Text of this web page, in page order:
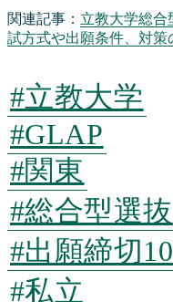
関連記事： 立教大学総合
試方式や出願条件、対
#立教大学
#GLAP
#関東
#総合型選抜
#出願締切10
#私立